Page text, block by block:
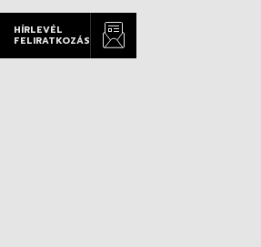
HÍRLEVÉL
FELIRATKOZÁS